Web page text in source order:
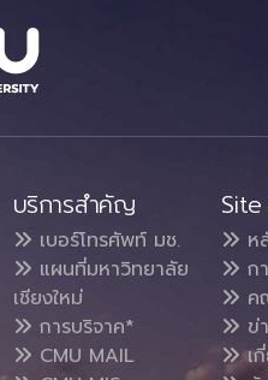
บริการสำคัญ
เบอร์โทรศัพท์ มช.
แผนที่มหาวิทยาลัย
เชียงใหม่
การบริจาค*
CMU MAIL
ห
ก
ค
ข่
เ